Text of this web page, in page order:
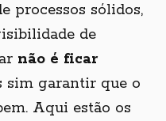
processos sólidos,
de
não é ficar
sim garantir que o
Aqui estão os